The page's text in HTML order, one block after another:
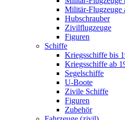
Militär-Flugzeuge
Hubschrauber
Zivilflugzeuge
Figuren
Schiffe
Kriegsschiffe bis
Kriegsschiffe ab
Segelschiffe
U-Boote
Zivile Schiffe
Figuren
Zubehör